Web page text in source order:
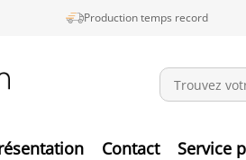
Production temps record
Contact Service